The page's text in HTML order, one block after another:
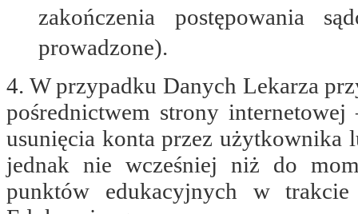
zakończenia postępowania
prowadzone).
4. W przypadku Danych Lekarza
pośrednictwem strony
usunięcia konta przez użytkownika
jednak nie wcześniej niż do
punktów edukacyjnych w